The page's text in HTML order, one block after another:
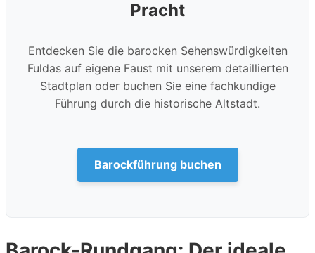
Pracht
Entdecken Sie die barocken Sehenswürdigkeiten
Fuldas auf eigene Faust mit unserem detaillierten
Stadtplan oder buchen Sie eine fachkundige
Führung durch die historische Altstadt.
Barockführung buchen